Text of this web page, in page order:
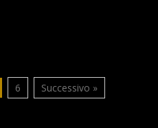
6 Successivo »